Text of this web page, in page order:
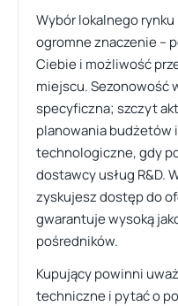
Wybór lokalnego
ogromne znaczenie –
Ciebie i możliwość
miejscu. Sezonowość
specyficzna; szczyt
planowania budżetów
technologiczne, gdy
dostawcy usług R&D.
zyskujesz dostęp do
gwarantuje wysoką
pośredników.
Kupujący powinni
techniczne i pytać o